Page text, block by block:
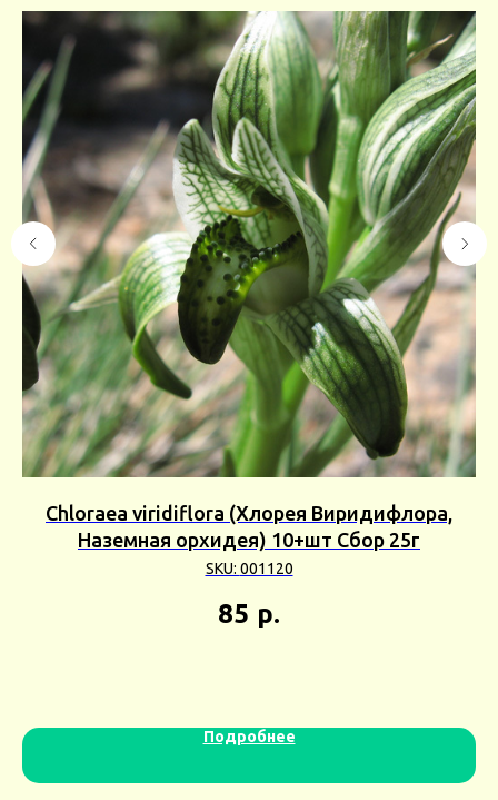
Chloraea viridiflora (Хлорея Виридифлора,
Наземная орхидея) 10+шт Сбор 25г
SKU: 001120
85 р.
Подробнее